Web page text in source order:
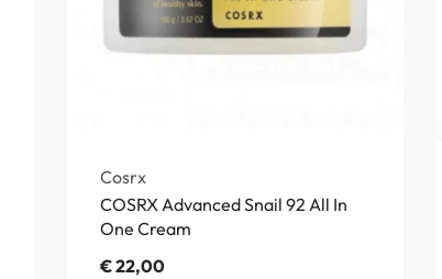
Cosrx
COSRX Advanced Snail 92 All In
One Cream
€22,00